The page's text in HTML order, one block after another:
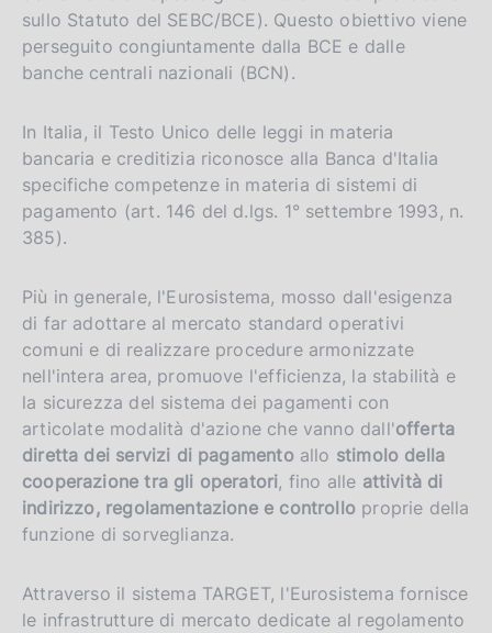
sullo Statuto del SEBC/BCE). Questo obiettivo viene
perseguito congiuntamente dalla BCE e dalle
banche centrali nazionali (BCN).
In Italia, il Testo Unico delle leggi in materia
bancaria e creditizia riconosce alla Banca d'Italia
specifiche competenze in materia di sistemi di
pagamento (art. 146 del d.lgs. 1° settembre 1993, n.
385).
Più in generale, l'Eurosistema, mosso dall'esigenza
di far adottare al mercato standard operativi
comuni e di realizzare procedure armonizzate
nell'intera area, promuove l'efficienza, la stabilità e
la sicurezza del sistema dei pagamenti con
articolate modalità d'azione che vanno dall'offerta
diretta dei servizi di pagamento allo stimolo della
cooperazione tra gli operatori, fino alle attività di
indirizzo, regolamentazione e controllo proprie della
funzione di sorveglianza.
Attraverso il sistema TARGET, l'Eurosistema fornisce
le infrastrutture di mercato dedicate al regolamento